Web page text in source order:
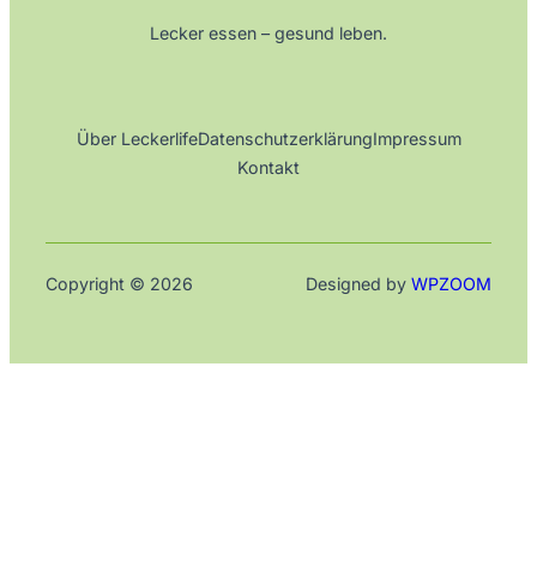
Lecker essen – gesund leben.
Über LeckerlifeDatenschutzerklärungImpressum
Kontakt
Copyright © 2026 Designed by WPZOOM